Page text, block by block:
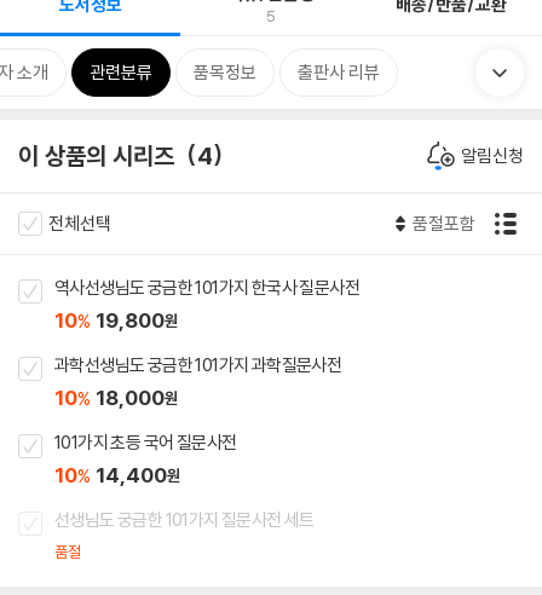
5
소개 관련분류 품목정보 출판사 리뷰
이 상품의 시리즈 4 알림신청
전체선택 품절포함
역사선생님도 궁금한 101가지 한국사 질문사전
10% 19,800원
과학선생님도 궁금한 101가지 과학질문사전
10% 18,000원
101가지 초등 국어 질문사전
10% 14,400원
선생님도 궁금한 101가지 질문사전 세트
품절